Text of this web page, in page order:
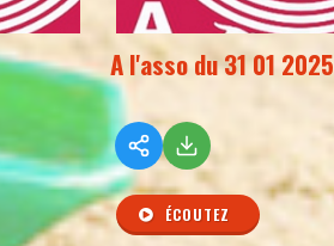
A l'asso du 31 01 2025
ÉCOUTEZ